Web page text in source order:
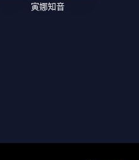
寅娜知音